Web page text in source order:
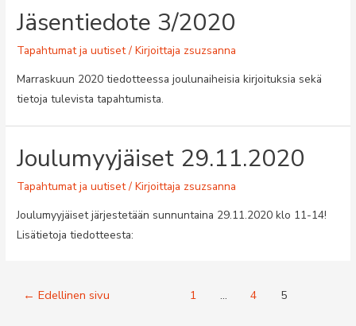
Jäsentiedote 3/2020
Tapahtumat ja uutiset/ Kirjoittaja zsuzsanna
Marraskuun 2020 tiedotteessa joulunaiheisia kirjoituksia sekä
tietoja tulevista tapahtumista.
Joulumyyjäiset 29.11.2020
Tapahtumat ja uutiset/ Kirjoittaja zsuzsanna
Joulumyyjäiset järjestetään sunnuntaina 29.11.2020 klo 11-14!
Lisätietoja tiedotteesta:
Artikkelien
← Edellinen sivu 1 … 4 5